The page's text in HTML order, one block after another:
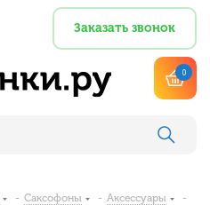
Заказать звонок
0
- Саксофоны - Аксессуары
-